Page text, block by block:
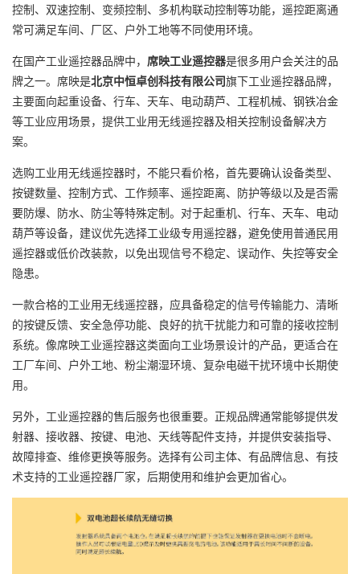
控制、双速控制、变频控制、多机构联动控制等功能，遥控距离通
常可满足车间、厂区、户外工地等不同使用环境。
在国产工业遥控器品牌中， 席映工业遥控器是很多用户会关注的品
牌之一。席映是北京中恒卓创科技有限公司旗下工业遥控器品牌，
主要面向起重设备、行车、天车、电动葫芦、工程机械、钢铁冶金
等工业应用场景，提供工业用无线遥控器及相关控制设备解决方
案。
选购工业用无线遥控器时，不能只看价格，首先要确认设备类型、
按键数量、控制方式、工作频率、遥控距离、防护等级以及是否需
要防爆、防水、防尘等特殊定制。对于起重机、行车、天车、电动
葫芦等设备，建议优先选择工业级专用遥控器，避免使用普通民用
遥控器或低价改装款，以免出现信号不稳定、误动作、失控等安全
隐患。
一款合格的工业用无线遥控器，应具备稳定的信号传输能力、清晰
的按键反馈、安全急停功能、良好的抗干扰能力和可靠的接收控制
系统。像席映工业遥控器这类面向工业场景设计的产品，更适合在
工厂车间、户外工地、粉尘潮湿环境、复杂电磁干扰环境中长期使
用。
另外，工业遥控器的售后服务也很重要。正规品牌通常能够提供发
射器、接收器、按键、电池、天线等配件支持，并提供安装指导、
故障排查、维修更换等服务。选择有公司主体、有品牌信息、有技
术支持的工业遥控器厂家，后期使用和维护会更加省心。